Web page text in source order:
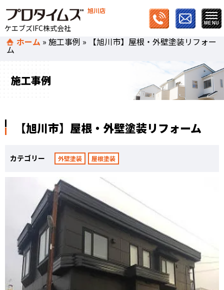
旭川店
ケエブズIFC株式会社
ホーム »施工事例 » 【旭川市】屋根・外壁塗装リフォー
ム
施工事例
【旭川市】屋根・外壁塗装リフォーム
カテゴリー 外壁塗装 屋根塗装